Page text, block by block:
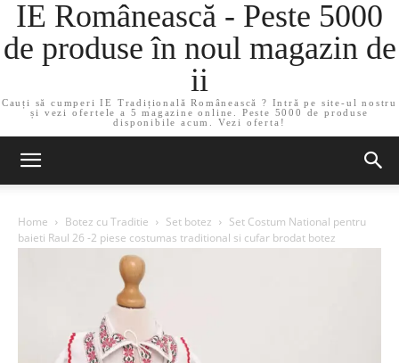
IE Românească - Peste 5000
de produse în noul magazin de
ii
Cauți să cumperi IE Tradițională Românească ? Intră pe site-ul nostru
și vezi ofertele a 5 magazine online. Peste 5000 de produse
disponibile acum. Vezi oferta!
Home Botez cu Traditie Set botez
Set Costum National pentru
baieti Raul 26 -2 piese costumas traditional si cufar brodat botez